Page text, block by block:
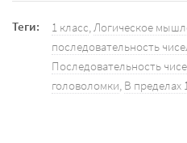
Теги: 1 класс Логическое
последовательность
Последовательность
головоломки В пределах